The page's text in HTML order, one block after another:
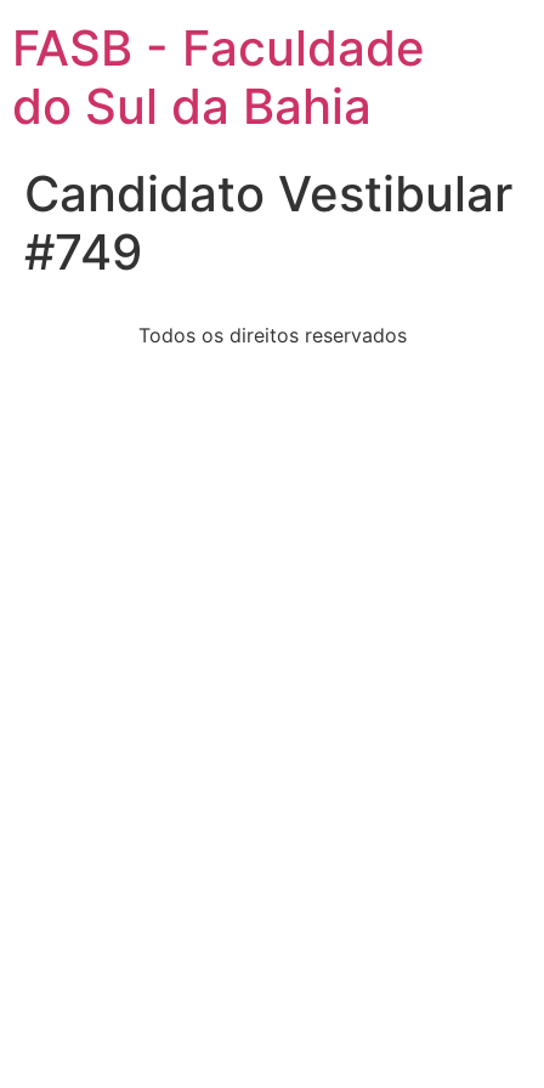
FASB - Faculdade
do Sul da Bahia
Candidato Vestibular
#749
Todos os direitos reservados